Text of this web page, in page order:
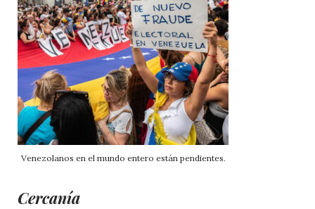
Venezolanos en el mundo entero están pendientes.
Cercanía